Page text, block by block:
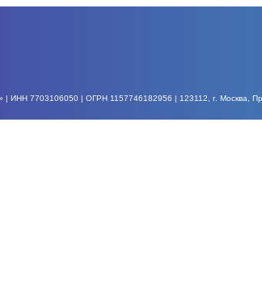
7703106050 | ОГРН 1157746182956 | 123112, г. Москва,